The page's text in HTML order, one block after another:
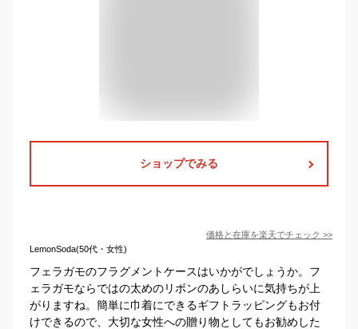
ショップでみる
価格と在庫を楽天でチェック >>
LemonSoda(50代・女性)
フェラガモのフラグメントケースはいかがでしょうか。フ
ェラガモならではの太めのリボンのあしらいに気持ちが上
がりますね。簡単に巾着にできるギフトラッピングもお付
けできるので、大切な女性への贈り物としてもお勧めした